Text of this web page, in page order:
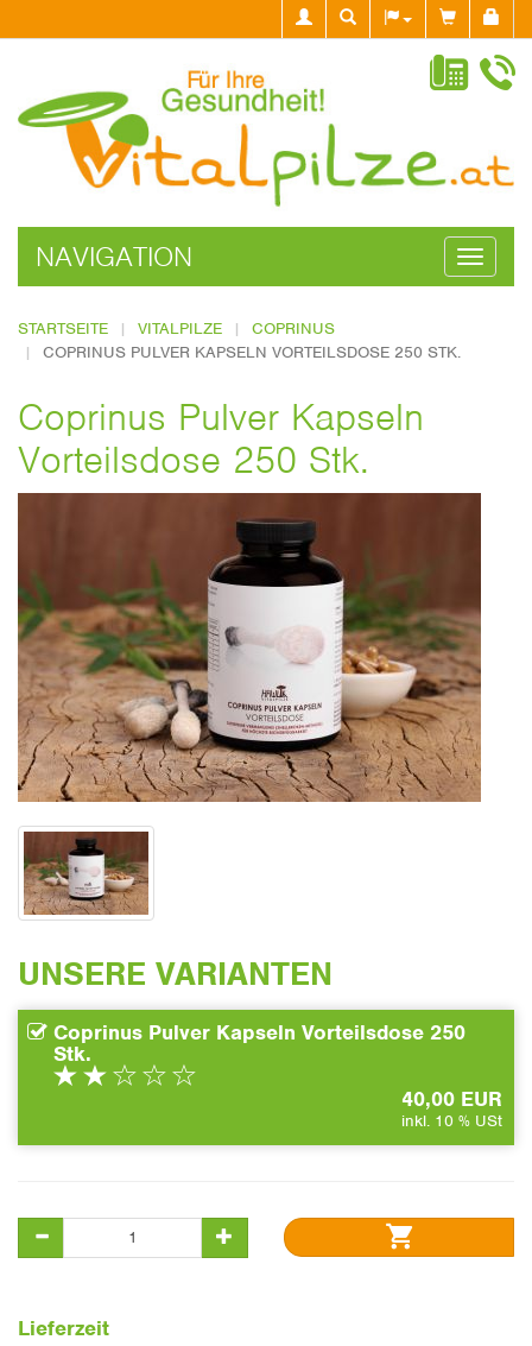
ein-/
NAVIGATION
STARTSEITE VITALPILZE
COPRINUS
COPRINUS PULVER KAPSELN VORTEILSDOSE 250 STK.
Coprinus Pulver Kapseln
Vorteilsdose 250 Stk.
UNSERE VARIANTEN
Coprinus Pulver Kapseln Vorteilsdose 250
Stk.
40,00 EUR
inkl. 10 % USt
Lieferzeit